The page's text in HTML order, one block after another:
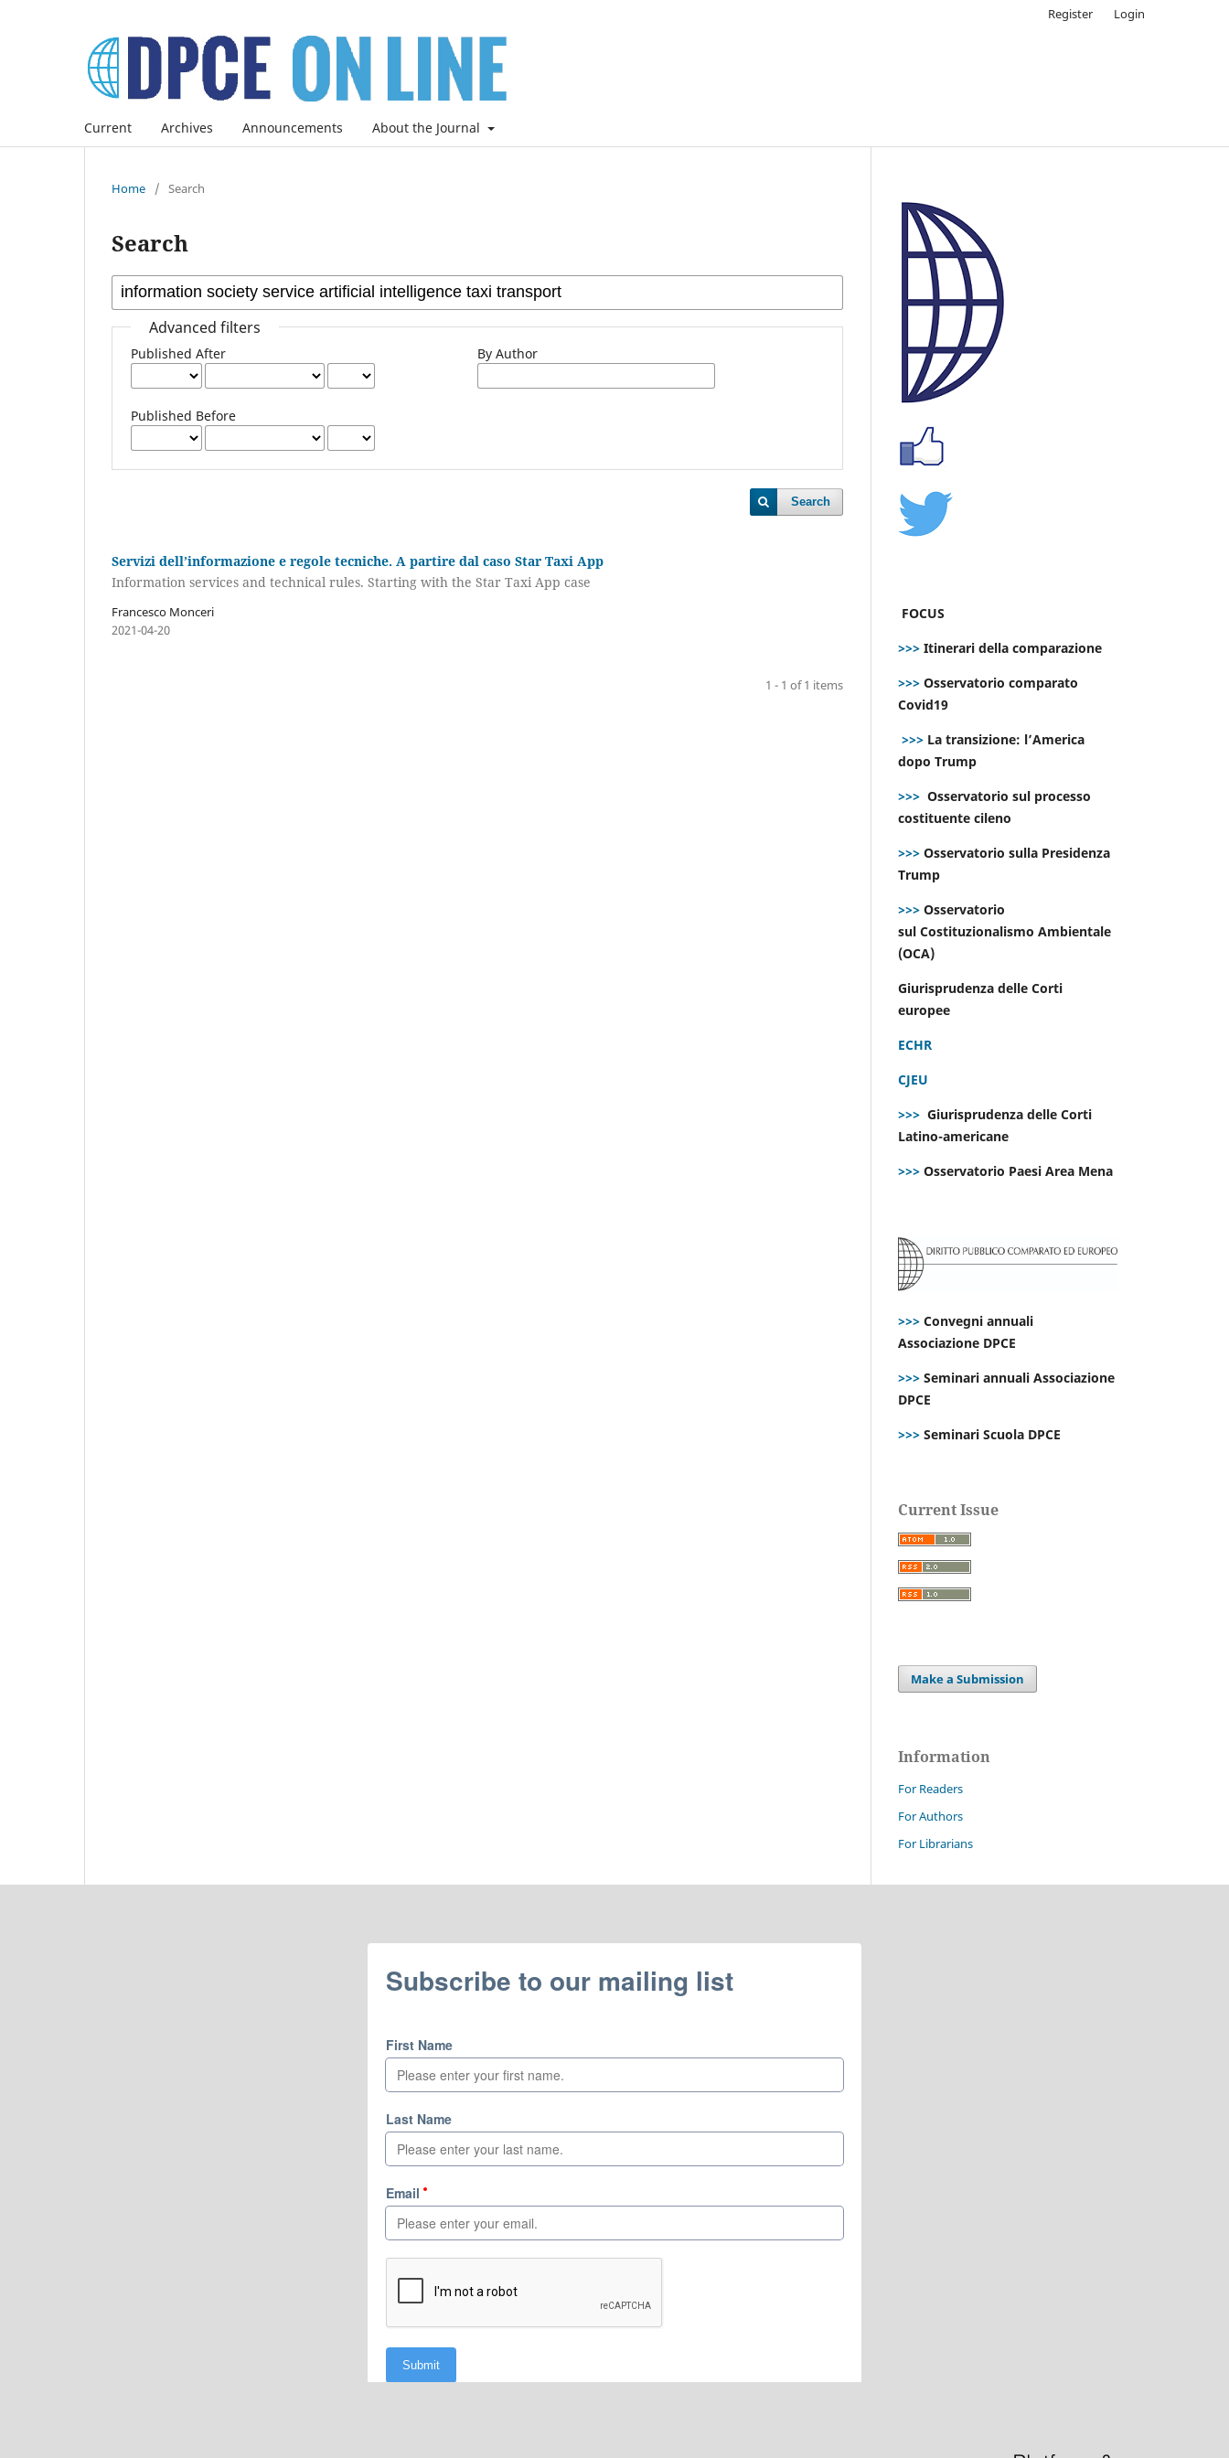
Current Archives Announcements About the Journal
Register Login
Home / Search
Search
Advanced filters
Published After
Published Before
By Author
Search
Servizi dell’informazione e regole tecniche. A partire dal caso Star Taxi App
Information services and technical rules. Starting with the Star Taxi App case
Francesco Monceri
2021-04-20
1 - 1 of 1 items
FOCUS
>>> Itinerari della comparazione
>>> Osservatorio comparato
Covid19
>>> La transizione: l’America
dopo Trump
>>> Osservatorio sul processo
costituente cileno
>>> Osservatorio sulla Presidenza
Trump
>>> Osservatorio
sul Costituzionalismo Ambientale
(OCA)
Giurisprudenza delle Corti
europee
ECHR
CJEU
>>> Giurisprudenza delle Corti
Latino-americane
>>> Osservatorio Paesi Area Mena
>>> Convegni annuali
Associazione DPCE
>>> Seminari annuali Associazione
DPCE
>>> Seminari Scuola DPCE
Current Issue
Make a Submission
Information
For Readers
For Authors
For Librarians